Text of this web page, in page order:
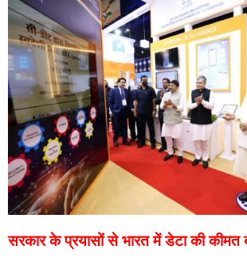
सरकार के प्रयासों से भारत में डेटा की